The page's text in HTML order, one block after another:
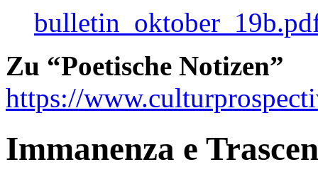
Zu “Poetische Notizen”
https://
Immanenza e